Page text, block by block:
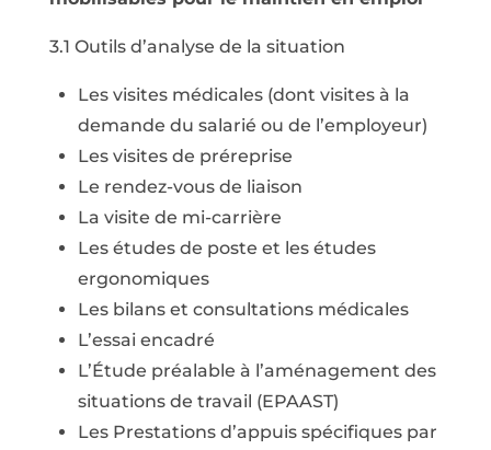
3.1 Outils d’analyse de la situation
Les visites médicales (dont visites à la
demande du salarié ou de l’employeur)
Les visites de préreprise
Le rendez-vous de liaison
La visite de mi-carrière
Les études de poste et les études
ergonomiques
Les bilans et consultations médicales
L’essai encadré
L’Étude préalable à l’aménagement des
situations de travail (EPAAST)
Les Prestations d’appuis spécifiques par